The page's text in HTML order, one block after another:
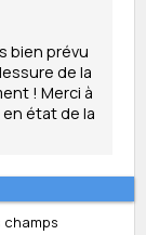
bien prévu
de la
! Merci à
état de la
champs